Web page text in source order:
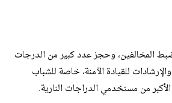
المخالفين، وحجز عدد كبير من الدرجات
للقيادة الآمنة، خاصة للشباب
من مستخدمي الدراجات النارية.